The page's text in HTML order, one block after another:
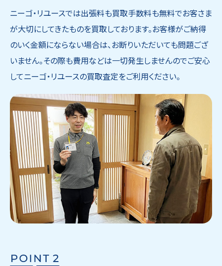
ニーゴ・リユースでは出張料も買取手数料も無料でお客さま
が大切にしてきたものを買取しております。お客様がご納得
のいく金額にならない場合は、お断りいただいても問題ござ
いません。その際も費用などは一切発生しませんのでご安心
してニーゴ・リユースの買取査定をご利用ください。